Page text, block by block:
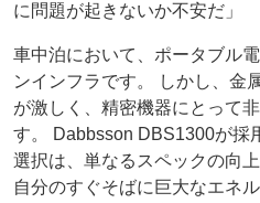
に問題が起きないか不安だ」
車中泊において、ポータブル
ンインフラです。 しかし、金
が激しく、精密機器にとって
す。 Dabbsson DBS1300が採
選択は、単なるスペックの向
自分のすぐそばに巨大なエネ